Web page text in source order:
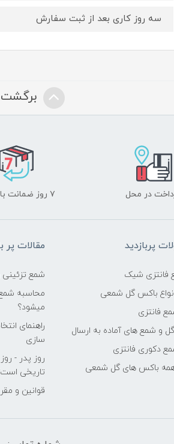
سه روز کاری بعد از ثبت سفارش
برگشت
در محل ۷ روز ضمانت بازگشت
پربازدید
باکس گل شمعی
فانتزی
و شمع های آماده به ارسال
دکوری فانتزی
باکس های گل شمعی
مقالات پر
شمع تزئینی
محاسبه
میشود؟
راهنمای
سازی
تاریخی
قوانین و